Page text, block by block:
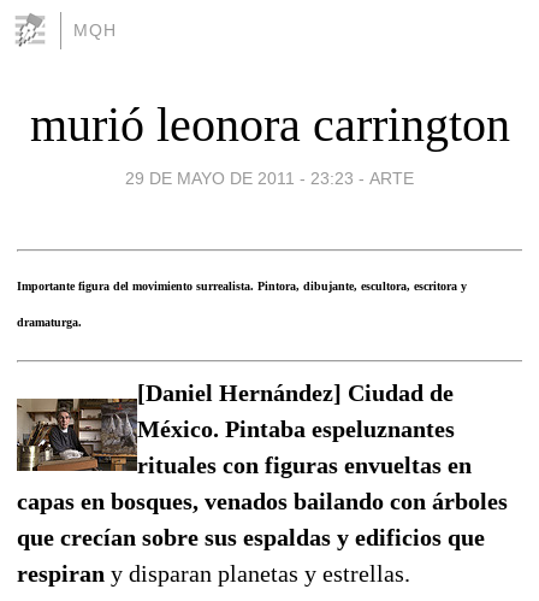
MQH
murió leonora carrington
29 DE MAYO DE 2011 - 23:23 - ARTE
Importante figura del movimiento surrealista. Pintora, dibujante, escultora, escritora y
dramaturga.
[Daniel Hernández] Ciudad de
México. Pintaba espeluznantes
rituales con figuras envueltas en
capas en bosques, venados bailando con árboles
que crecían sobre sus espaldas y edificios que
respiran y disparan planetas y estrellas.